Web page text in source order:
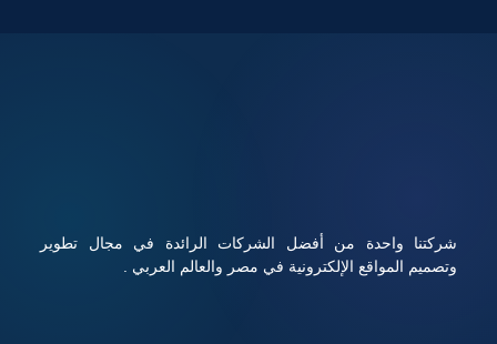
شركتنا واحدة من أفضل الشركات الرائدة في مجال تطوير
وتصميم المواقع الإلكترونية في مصر والعالم العربي .